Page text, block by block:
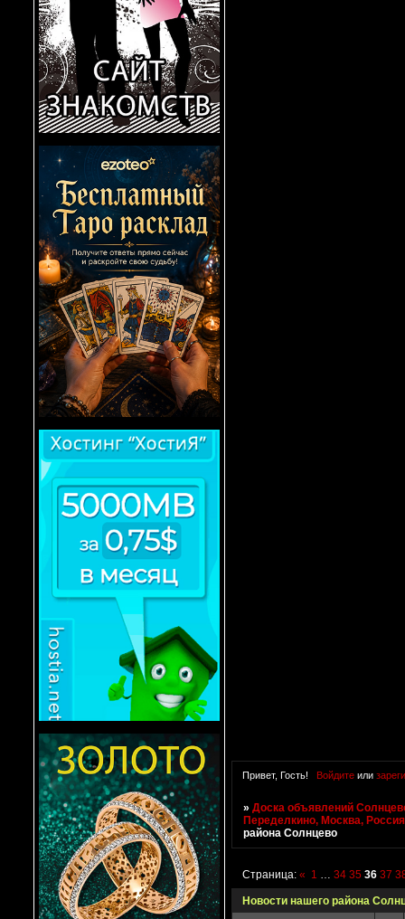
Привет, Гость! Войдитеили
»Доска объявлений
Переделкино, Москва, Россия
района Солнцево
Новости нашего района
Страница:« 1 … 34 35 36 37